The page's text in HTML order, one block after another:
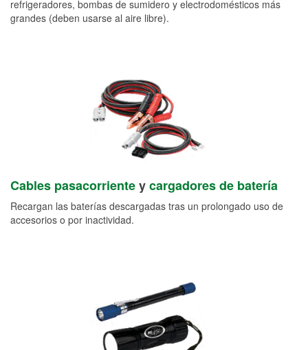
refrigeradores, bombas de sumidero y electrodomésticos más
grandes (deben usarse al aire libre).
Cables pasacorrienteycargadores de batería
Recargan las baterías descargadas tras un prolongado uso de
accesorios o por inactividad.